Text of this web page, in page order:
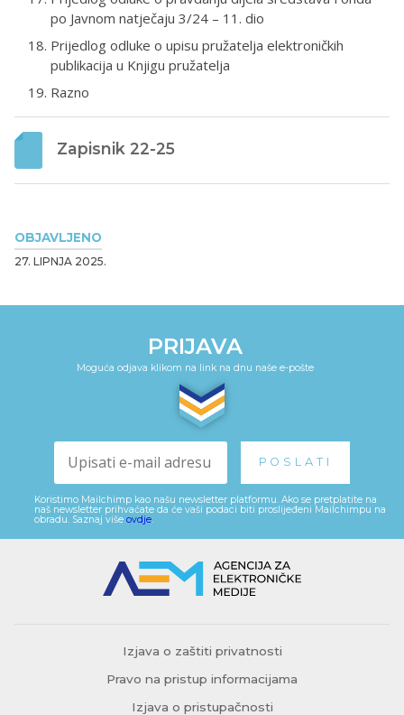
OBJAVLJENO
27. LIPNJA 2025.
po Javnom natječaju 3/24 – 11. dio
Prijedlog odluke o upisu pružatelja elektroničkih
publikacija u Knjigu pružatelja
Razno
Zapisnik 22-25
PRIJAVA
Moguća odjava klikom na link na dnu naše e-pošte
Koristimo Mailchimp kao našu newsletter platformu. Ako se pretplatite na
naš newsletter prihvaćate da će vaši podaci biti proslijeđeni Mailchimpu na
obradu. Saznaj više ovdje
Izjava o zaštiti privatnosti
Pravo na pristup informacijama
Izjava o pristupačnosti